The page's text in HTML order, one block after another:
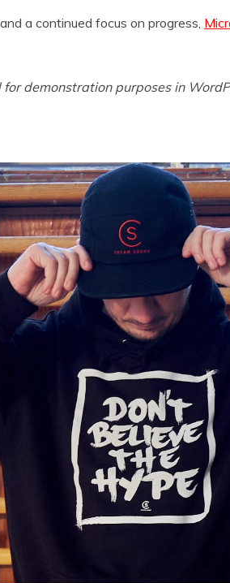
a continued focus on progress,
demonstration purposes in